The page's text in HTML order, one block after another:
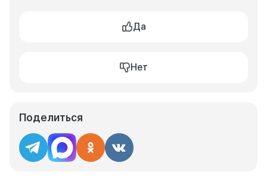
Да
Нет
Поделиться